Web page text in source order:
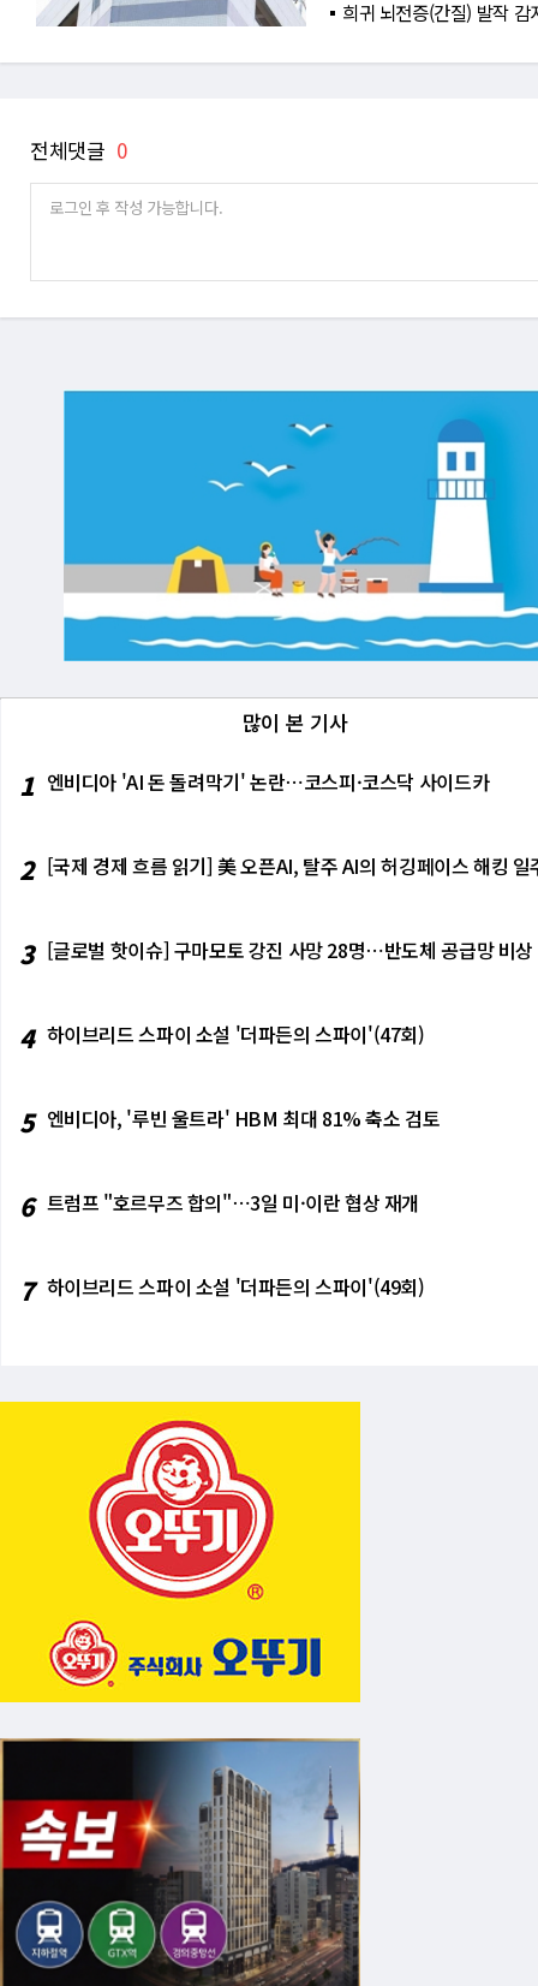
희귀 뇌전증(간질) 발작
전체댓글 0
많이 본 기사
1 엔비디아 'AI 돈 돌려막기' 논란⋯코스피·코스닥 사이드카
2 [국제 경제 흐름 읽기] 美 오픈AI, 탈주 AI의 허깅페이스 해킹
3 [글로벌 핫이슈] 구마모토 강진 사망 28명⋯반도체 공급망 비상
4 하이브리드 스파이 소설 '더파든의 스파이'(47회)
5 엔비디아, '루빈 울트라' HBM 최대 81% 축소 검토
6 트럼프 "호르무즈 합의"⋯3일 미·이란 협상 재개
7 하이브리드 스파이 소설 '더파든의 스파이'(49회)